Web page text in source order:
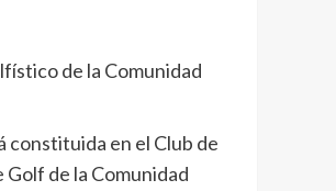
de la Comunidad
constituida en el Club de
Golf de la Comunidad